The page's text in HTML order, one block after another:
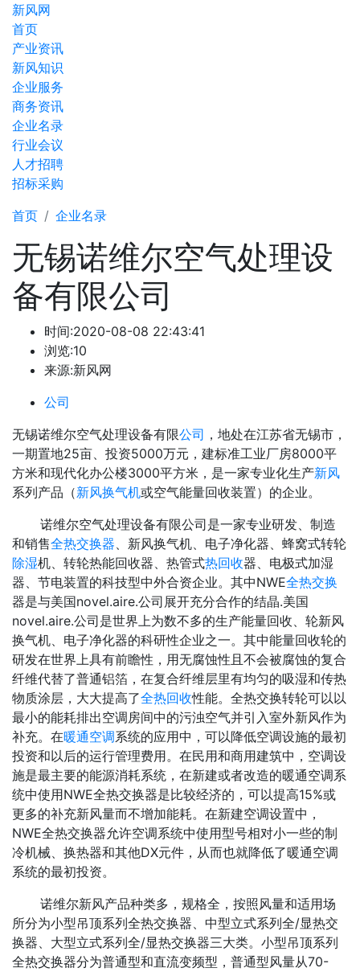
新风网
首页
产业资讯
新风知识
企业服务
商务资讯
企业名录
行业会议
人才招聘
招标采购
首页
企业名录
无锡诺维尔空气处理设
备有限公司
时间:2020-08-08 22:43:41
浏览:10
来源:新风网
公司
无锡诺维尔空气处理设备有限公司 ，地处在江苏省无锡市，
一期置地25亩、投资5000万元，建标准工业厂房8000平
方米和现代化办公楼3000平方米，是一家专业化生产新风
系列产品（新风换气机或空气能量回收装置）的企业。
诺维尔空气处理设备有限公司是一家专业研发、制造
和销售全热交换器、新风换气机、电子净化器、蜂窝式转轮
除湿机、转轮热能回收器、热管式热回收器、电极式加湿
器、节电装置的科技型中外合资企业。其中NWE全热交换
器是与美国novel.aire.公司展开充分合作的结晶.美国
novel.aire.公司是世界上为数不多的生产能量回收、轮新风
换气机、电子净化器的科研性企业之一。其中能量回收轮的
研发在世界上具有前瞻性，用无腐蚀性且不会被腐蚀的复合
纤维代替了普通铝箔，在复合纤维层里有均匀的吸湿和传热
物质涂层，大大提高了全热回收性能。全热交换转轮可以以
最小的能耗排出空调房间中的污浊空气并引入室外新风作为
补充。在暖通空调系统的应用中，可以降低空调设施的最初
投资和以后的运行管理费用。在民用和商用建筑中，空调设
施是最主要的能源消耗系统，在新建或者改造的暖通空调系
统中使用NWE全热交换器是比较经济的，可以提高15%或
更多的补充新风量而不增加能耗。在新建空调设置中，
NWE全热交换器允许空调系统中使用型号相对小一些的制
冷机械、换热器和其他DX元件，从而也就降低了暖通空调
系统的最初投资。
诺维尔新风产品种类多，规格全，按照风量和适用场
所分为小型吊顶系列全热交换器、中型立式系列全/显热交
换器、大型立式系列全/显热交换器三大类。小型吊顶系列
全热交换器分为普通型和直流变频型，普通型风量从70-